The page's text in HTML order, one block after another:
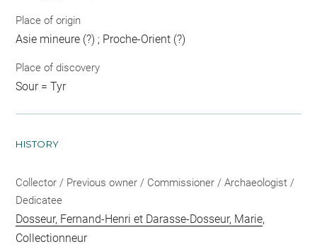
Place of origin
Asie mineure (?) ; Proche-Orient (?)
Place of discovery
Sour = Tyr
HISTORY
Collector / Previous owner / Commissioner / Archaeologist /
Dedicatee
Dosseur, Fernand-Henri et Darasse-Dosseur, Marie,
Collectionneur